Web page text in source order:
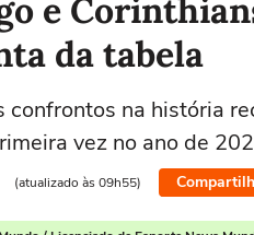
e
da tabela
confrontos na história
vez no ano de
(atualizado às 09h55)